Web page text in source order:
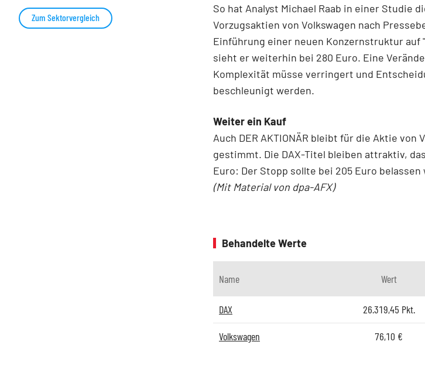
So hat Analyst Michael Raab in einer Studie
Vorzugsaktien von Volkswagen nach
Einführung einer neuen Konzernstruktur auf
sieht er weiterhin bei 280 Euro. Eine
Komplexität müsse verringert und
beschleunigt werden.
Weiter ein Kauf
Auch DER AKTIONÄR bleibt für die Aktie
gestimmt. Die DAX-Titel bleiben attraktiv,
Euro: Der Stopp sollte bei 205 Euro belassen
(Mit Material von dpa-AFX)
Behandelte Werte
Name Wert
DAX 26.319,45 Pkt.
Volkswagen 76,10 €
Zum Sektorvergleich